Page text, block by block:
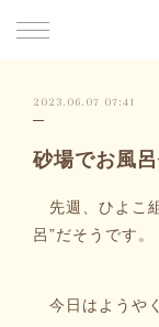
2023.06.07 07:41
砂場でお風
先週、ひよこ
呂”だそうです。
今日はようや